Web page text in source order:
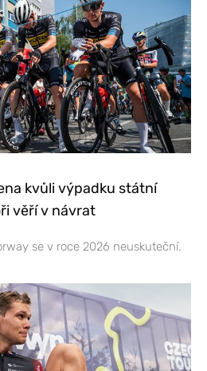
kvůli výpadku státní
věří v návrat
se v roce 2026 neuskuteční.